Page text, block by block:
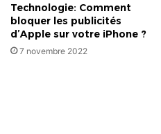
Technologie: Comment
bloquer les publicités
d’Apple sur votre iPhone ?
7 novembre 2022